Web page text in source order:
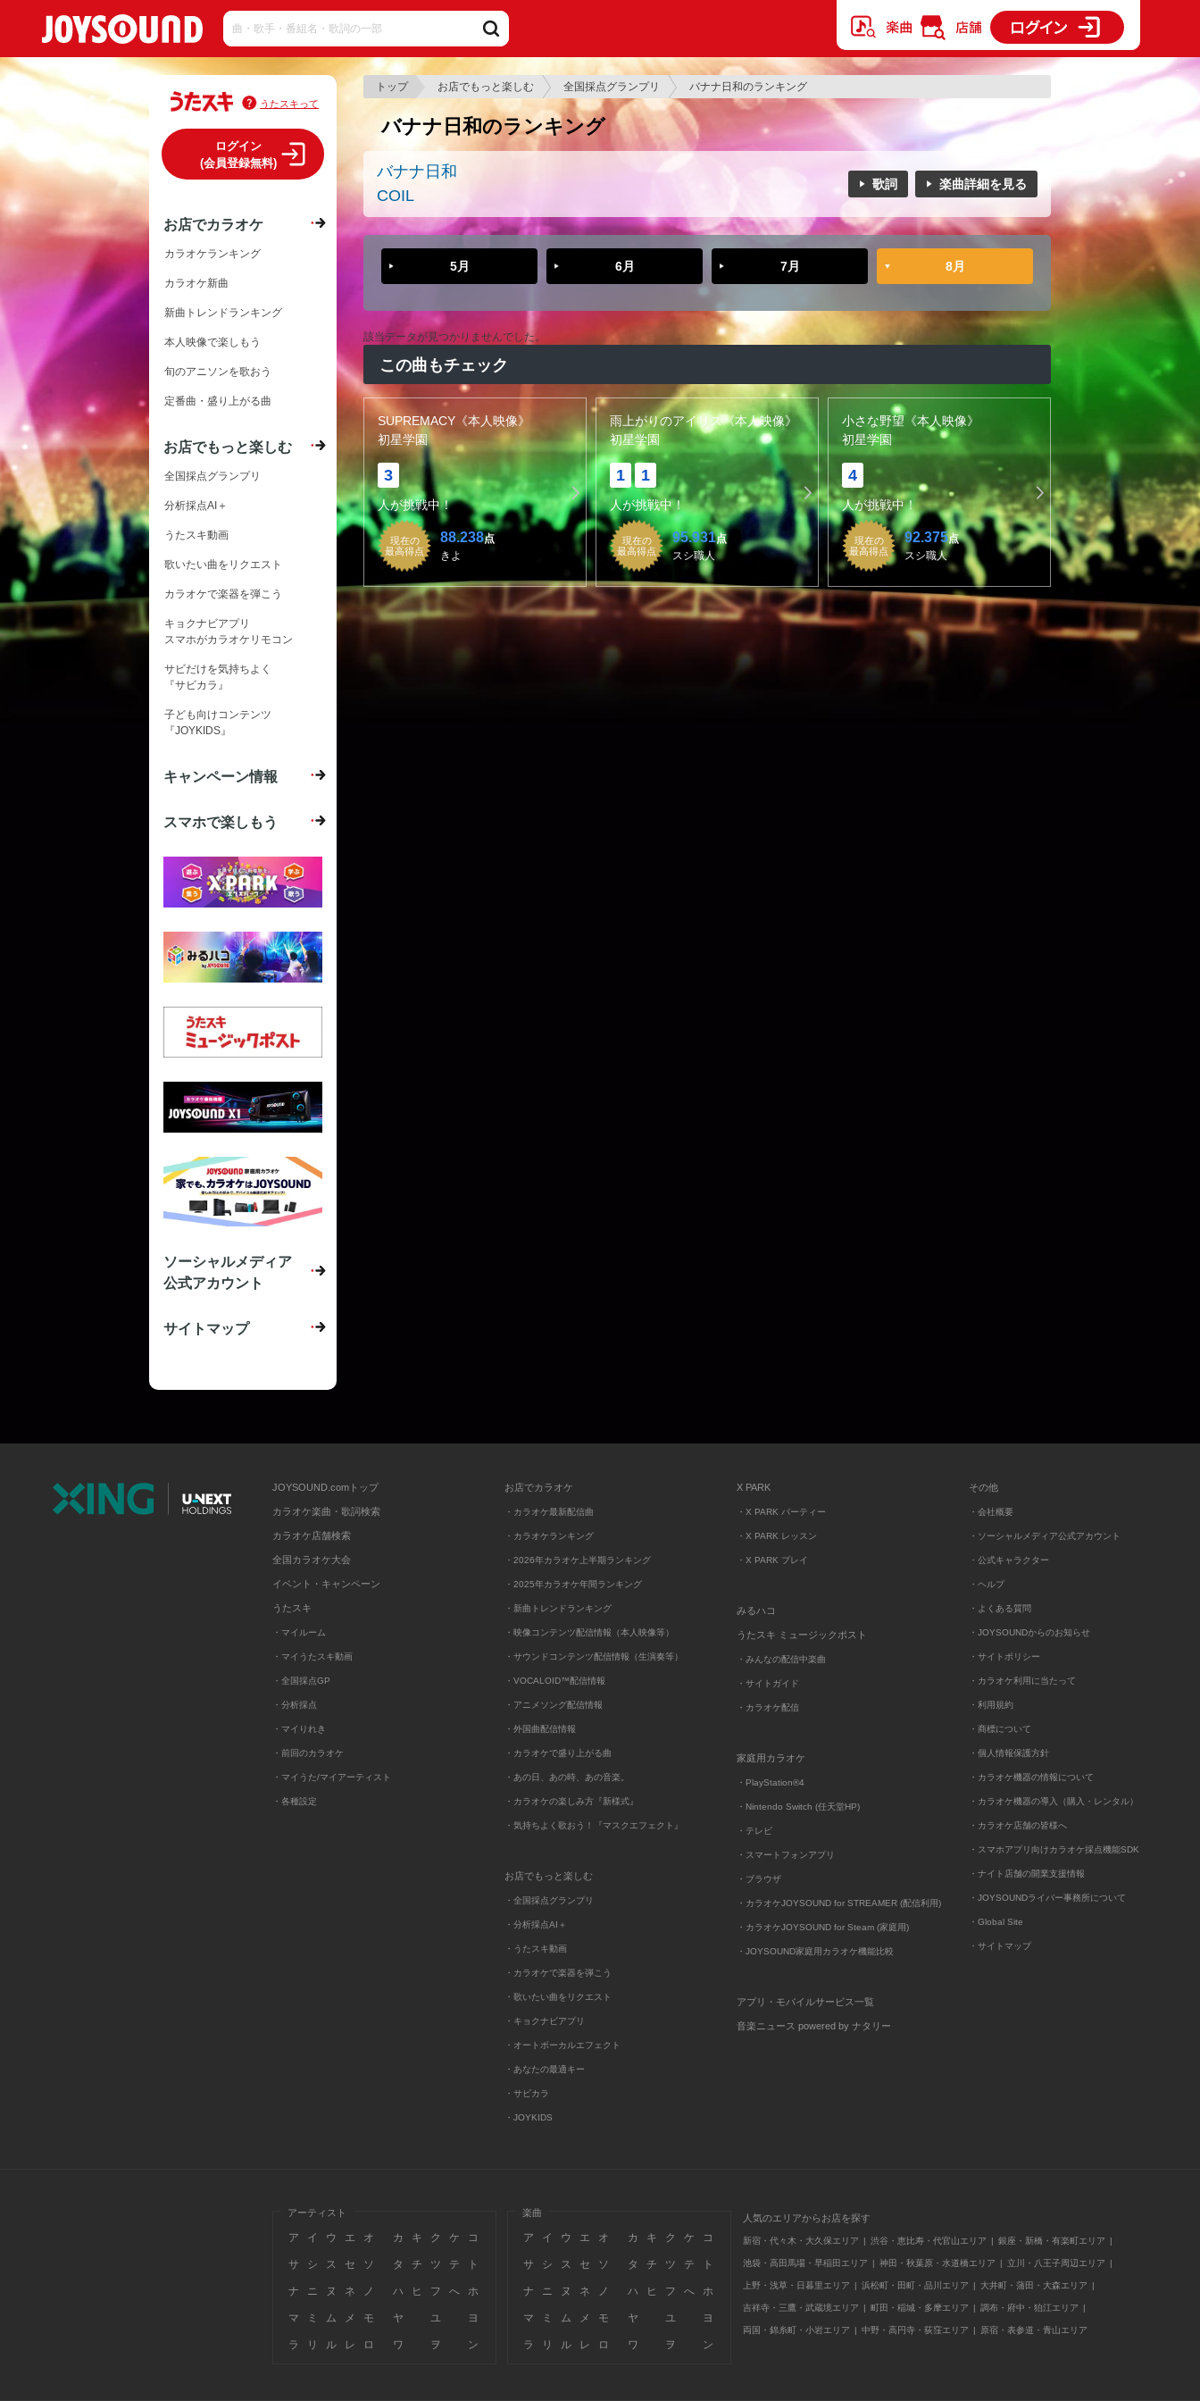
トップ お店でもっと楽しむ 全国採点グランプリ バナナ日和のランキング
バナナ日和のランキング
バナナ日和
COIL
歌詞 楽曲詳細を見る
5月 6月 7月 8月
該当データが見つかりませんでした。
この曲もチェック
SUPREMACY《本人映像》
初星学園
3
人が挑戦中！
現在の
最高得点
88.238点
きよ
雨上がりのアイリス《本人映像》
初星学園
1 1
人が挑戦中！
現在の
最高得点
95.931点
スシ職人
小さな野望《本人映像》
初星学園
4
人が挑戦中！
現在の
最高得点
92.375点
スシ職人
うたスキって
ログイン
(会員登録無料)
お店でカラオケ
カラオケランキング
カラオケ新曲
新曲トレンドランキング
本人映像で楽しもう
旬のアニソンを歌おう
定番曲・盛り上がる曲
お店でもっと楽しむ
全国採点グランプリ
分析採点AI＋
うたスキ動画
歌いたい曲をリクエスト
カラオケで楽器を弾こう
キョクナビアプリ
スマホがカラオケリモコン
サビだけを気持ちよく
『サビカラ』
子ども向けコンテンツ
『JOYKIDS』
キャンペーン情報
スマホで楽しもう
ソーシャルメディア
公式アカウント
サイトマップ
JOYSOUND.comトップ
カラオケ楽曲・歌詞検索
カラオケ店舗検索
全国カラオケ大会
イベント・キャンペーン
うたスキ
・マイルーム
・マイうたスキ動画
・全国採点GP
・分析採点
・マイりれき
・前回のカラオケ
・マイうた/マイアーティスト
・各種設定
お店でカラオケ
・カラオケ最新配信曲
・カラオケランキング
・2026年カラオケ上半期ランキング
・2025年カラオケ年間ランキング
・新曲トレンドランキング
・映像コンテンツ配信情報（本人映像等）
・サウンドコンテンツ配信情報（生演奏等）
・VOCALOID™配信情報
・アニメソング配信情報
・外国曲配信情報
・カラオケで盛り上がる曲
・あの日、あの時、あの音楽。
・カラオケの楽しみ方『新様式』
・気持ちよく歌おう！『マスクエフェクト』
お店でもっと楽しむ
・全国採点グランプリ
・分析採点AI＋
・うたスキ動画
・カラオケで楽器を弾こう
・歌いたい曲をリクエスト
・キョクナビアプリ
・オートボーカルエフェクト
・あなたの最適キー
・サビカラ
・JOYKIDS
X PARK
・X PARK パーティー
・X PARK レッスン
・X PARK プレイ
みるハコ
うたスキ ミュージックポスト
・みんなの配信中楽曲
・サイトガイド
・カラオケ配信
家庭用カラオケ
・PlayStation®4
・Nintendo Switch (任天堂HP)
・テレビ
・スマートフォンアプリ
・ブラウザ
・カラオケJOYSOUND for STREAMER (配信利用)
・カラオケJOYSOUND for Steam (家庭用)
・JOYSOUND家庭用カラオケ機能比較
アプリ・モバイルサービス一覧
音楽ニュース powered by ナタリー
その他
・会社概要
・ソーシャルメディア公式アカウント
・公式キャラクター
・ヘルプ
・よくある質問
・JOYSOUNDからのお知らせ
・サイトポリシー
・カラオケ利用に当たって
・利用規約
・商標について
・個人情報保護方針
・カラオケ機器の情報について
・カラオケ機器の導入（購入・レンタル）
・カラオケ店舗の皆様へ
・スマホアプリ向けカラオケ採点機能SDK
・ナイト店舗の開業支援情報
・JOYSOUNDライバー事務所について
・Global Site
・サイトマップ
アーティスト
ア イ ウ エ オ カ キ ク ケ コ
サ シ ス セ ソ タ チ ツ テ ト
ナ ニ ヌ ネ ノ ハ ヒ フ へ ホ
マ ミ ム メ モ ヤ ユ ヨ
ラ リ ル レ ロ ワ ヲ ン
楽曲
ア イ ウ エ オ カ キ ク ケ コ
サ シ ス セ ソ タ チ ツ テ ト
ナ ニ ヌ ネ ノ ハ ヒ フ へ ホ
マ ミ ム メ モ ヤ ユ ヨ
ラ リ ル レ ロ ワ ヲ ン
人気のエリアからお店を探す
新宿・代々木・大久保エリア 渋谷・恵比寿・代官山エリア 銀座・新橋・有楽町エリア
池袋・高田馬場・早稲田エリア 神田・秋葉原・水道橋エリア 立川・八王子周辺エリア
上野・浅草・日暮里エリア 浜松町・田町・品川エリア 大井町・蒲田・大森エリア
吉祥寺・三鷹・武蔵境エリア 町田・稲城・多摩エリア 調布・府中・狛江エリア
両国・錦糸町・小岩エリア 中野・高円寺・荻窪エリア 原宿・表参道・青山エリア